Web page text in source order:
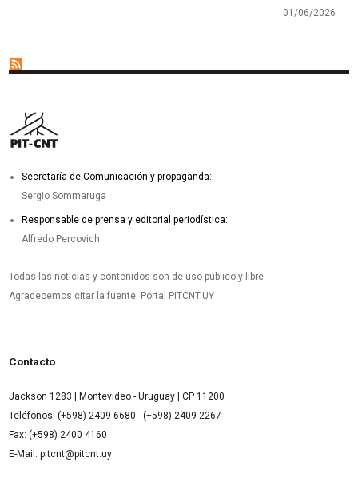
01/06/2026
Secretaría de Comunicación y propaganda:
Sergio Sommaruga
Responsable de prensa y editorial periodística:
Alfredo Percovich
Todas las noticias y contenidos son de uso público y libre.
Agradecemos citar la fuente: Portal PITCNT.UY
Contacto
Jackson 1283 | Montevideo - Uruguay | CP 11200
Teléfonos: (+598) 2409 6680 - (+598) 2409 2267
Fax: (+598) 2400 4160
E-Mail: pitcnt@pitcnt.uy